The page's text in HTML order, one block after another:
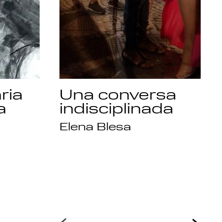
Una conversa
indisciplinada
Elena Blesa